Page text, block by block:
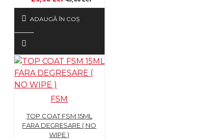
ADAUGĂ ÎN COŞ
FSM
TOP COAT FSM 15ML
FARA DEGRESARE ( NO
WIPE )